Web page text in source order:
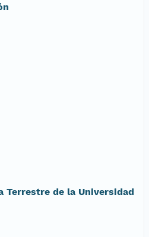
Terrestre de la Universidad